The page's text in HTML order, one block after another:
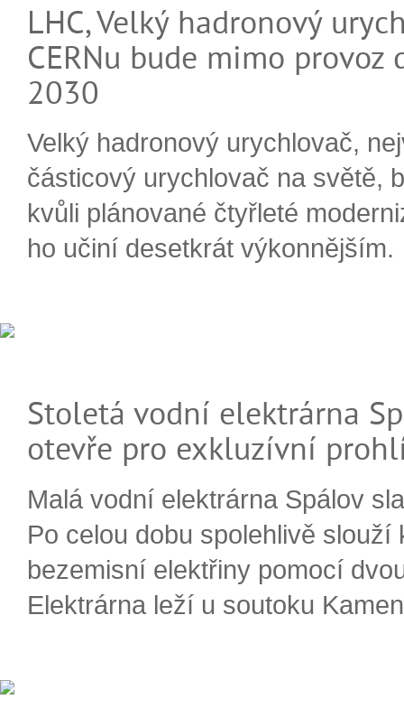
LHC, Velký hadronový
CERNu bude mimo provoz
2030
Velký hadronový urychlovač,
částicový urychlovač na světě,
kvůli plánované čtyřleté
ho učiní desetkrát výkonnějším.
Stoletá vodní elektrárna
otevře pro exkluzívní
Malá vodní elektrárna Spálov
Po celou dobu spolehlivě slouží
bezemisní elektřiny pomocí
Elektrárna leží u soutoku